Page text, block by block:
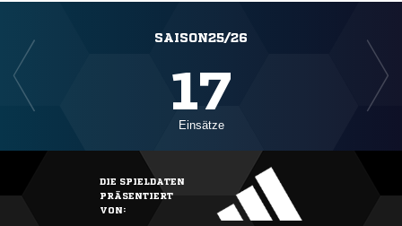
SAISON25/26
17
Einsätze
DIE SPIELDATEN
PRÄSENTIERT
VON: